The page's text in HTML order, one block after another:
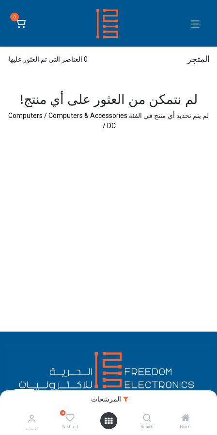
المرشحات
Home
Search
0
Wishlist الحساب
0
المتجر 0 العناصر التي تم العثور عليها.
لم نتمكن من العثور على أي منتج!
لم يتم تحديد أي منتج في الفئة Computers / Computers & Accessories
/ DC
الحقوق محفوظة © الحرية للالكترونيات